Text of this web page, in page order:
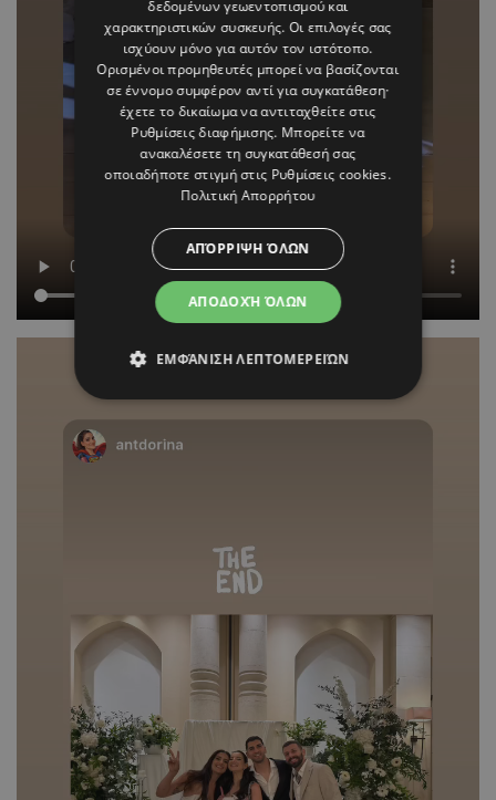
δεδομένων γεωεντοπισμού και
χαρακτηριστικών συσκευής. Οι επιλογές σας
ισχύουν μόνο για αυτόν τον ιστότοπο.
Ορισμένοι προμηθευτές μπορεί να βασίζονται
σε έννομο συμφέρον αντί για συγκατάθεση·
έχετε το δικαίωμα να αντιταχθείτε στις
Ρυθμίσεις διαφήμισης. Μπορείτε να
ανακαλέσετε τη συγκατάθεσή σας
οποιαδήποτε στιγμή στις Ρυθμίσεις cookies.
Πολιτική Απορρήτου
ΑΠΟΔΟΧΉ ΌΛΩΝ
ΑΠΌΡΡΙΨΗ ΌΛΩΝ
ΕΜΦΆΝΙΣΗ ΛΕΠΤΟΜΕΡΕΙΏΝ